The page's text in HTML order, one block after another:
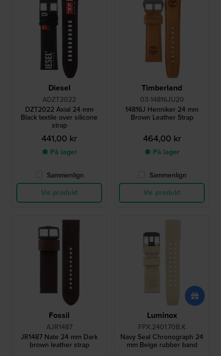
Diesel
ADZT2022
DZT2022 Axial 24 mm
Black textile over silicone
strap
441,00 kr
● På lager
Sammenlign
Vis produkt
Timberland
03-14816JU20
14816J Henniker 24 mm
Brown Leather Strap
464,00 kr
● På lager
Sammenlign
Vis produkt
Fossil
AJR1487
JR1487 Nate 24 mm Dark
brown leather strap
Luminox
FPX.2401.70B.K
Navy Seal Chronograph 24
mm Beige rubber band